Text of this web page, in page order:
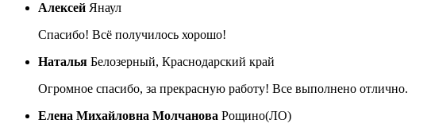
Алексей Янаул
Спасибо! Всё получилось хорошо!
Наталья Белозерный, Краснодарский край
Огромное спасибо, за прекрасную работу! Все выполнено отлично.
Елена Михайловна Молчанова Рощино(ЛО)